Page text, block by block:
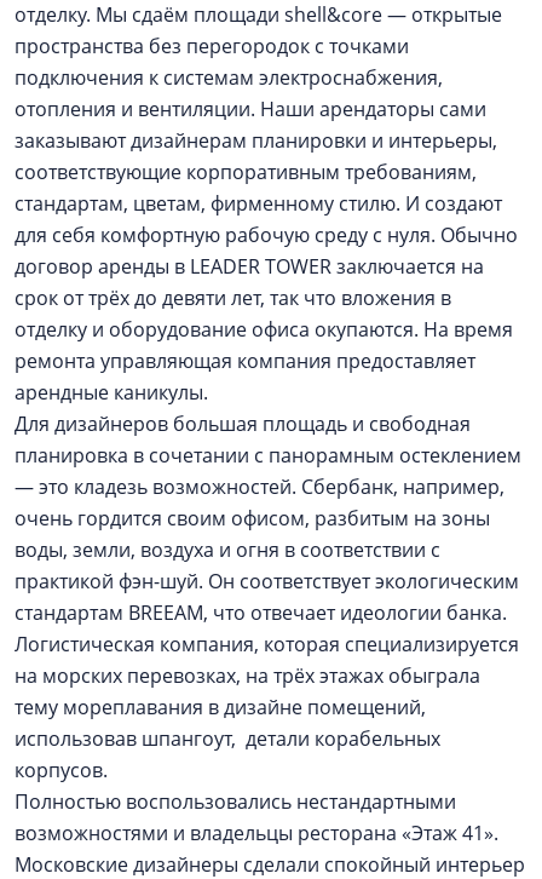
отделку. Мы сдаём площади shell&core — ​открытые
пространства без перегородок с точками
подключения к системам электроснабжения,
отопления и вентиляции. Наши арендаторы сами
заказывают дизайнерам планировки и интерьеры,
соответствующие корпоративным требованиям,
стандартам, цветам, фирменному стилю. И создают
для себя комфортную рабочую среду с нуля. Обычно
договор аренды в LEADER TOWER заключается на
срок от трёх до девяти лет, так что вложения в
отделку и оборудование офиса окупаются. На время
ремонта управляющая компания предоставляет
арендные каникулы.
Для дизайнеров большая площадь и свободная
планировка в сочетании с панорамным остеклением
— ​это кладезь возможностей. Сбербанк, например,
очень гордится своим офисом, разбитым на зоны
воды, земли, воздуха и огня в соответствии с
практикой фэн-шуй. Он соответствует экологическим
стандартам BREEAM, что отвечает идеологии банка.
Логистическая компания, которая специализируется
на морских перевозках, на трёх этажах обыграла
тему мореплавания в дизайне помещений,
использовав шпангоут, детали корабельных
корпусов.
Полностью воспользовались нестандартными
возможностями и владельцы ресторана «Этаж 41».
Московские дизайнеры сделали спокойный интерьер